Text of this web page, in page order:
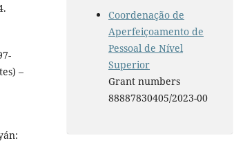
–
Coordenação de
Aperfeiçoamento de
Pessoal de Nível
Superior
Grant numbers
88887830405/2023-00